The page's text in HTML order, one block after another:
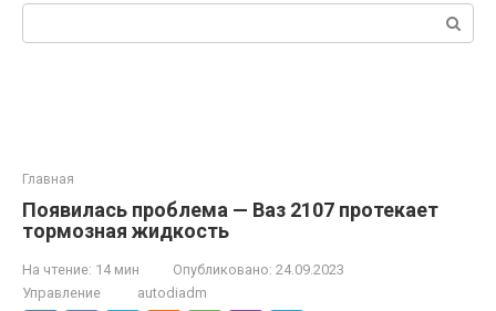
Поиск:
Главная
Появилась проблема — Ваз 2107 протекает
тормозная жидкость
На чтение: 14 мин Опубликовано: 24.09.2023
Управление
autodiadm